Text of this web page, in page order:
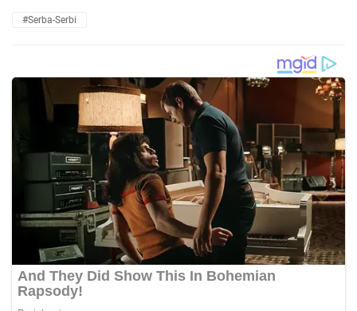
#Serba-Serbi